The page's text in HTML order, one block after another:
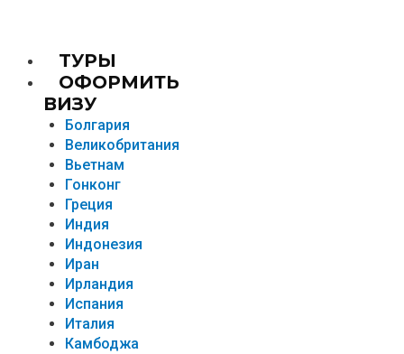
TУРЫ
ОФОРМИТЬ
ВИЗУ
Болгария
Великобритания
Вьетнам
Гонконг
Греция
Индия
Индонезия
Иран
Ирландия
Испания
Италия
Камбоджа